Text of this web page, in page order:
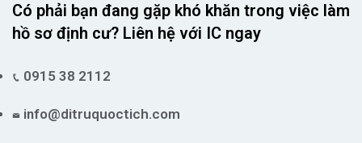
Có phải bạn đang gặp khó khăn trong việc làm
hồ sơ định cư? Liên hệ với IC ngay
0915 38 2112
info@ditruquoctich.com